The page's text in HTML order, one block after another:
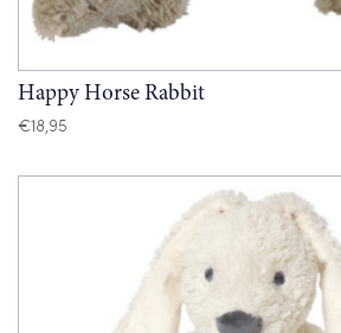
Happy Horse Rabbit
€18,95